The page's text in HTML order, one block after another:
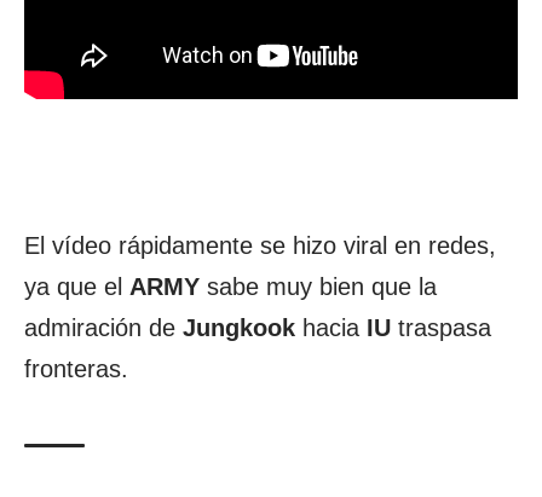
El vídeo rápidamente se hizo viral en redes,
ya que el ARMY sabe muy bien que la
admiración de Jungkook hacia IU traspasa
fronteras.